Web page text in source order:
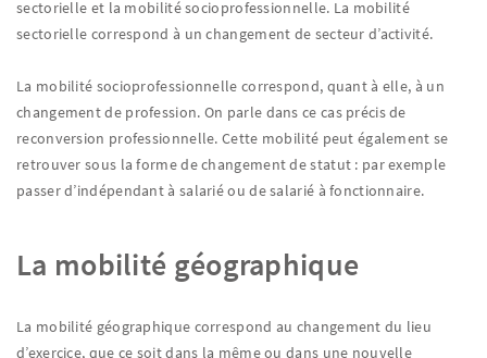
sectorielle et la mobilité socioprofessionnelle. La mobilité
sectorielle correspond à un changement de secteur d’activité.
La mobilité socioprofessionnelle correspond, quant à elle, à un
changement de profession. On parle dans ce cas précis de
reconversion professionnelle. Cette mobilité peut également se
retrouver sous la forme de changement de statut : par exemple
passer d’indépendant à salarié ou de salarié à fonctionnaire.
La mobilité géographique
La mobilité géographique correspond au changement du lieu
d’exercice, que ce soit dans la même ou dans une nouvelle